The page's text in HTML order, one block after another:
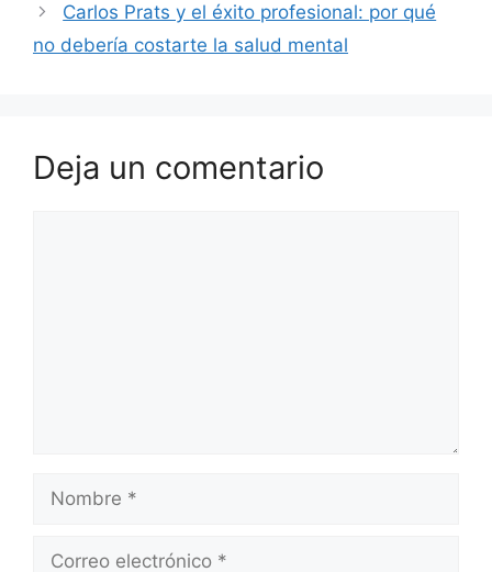
Carlos Prats y el éxito profesional: por qué
no debería costarte la salud mental
Deja un comentario
Nombre
Correo